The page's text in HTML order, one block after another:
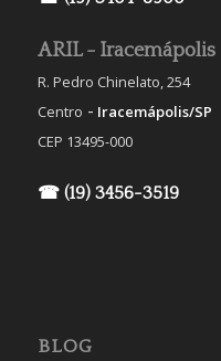
ARIL - Iracemápolis
R. Pedro Chinelato, 254
Centro - Iracemápolis/SP
CEP 13495-000
☎ (19) 3456-3519
BLOG